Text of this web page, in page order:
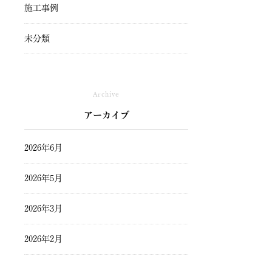
施工事例
未分類
Archive
アーカイブ
2026年6月
2026年5月
2026年3月
2026年2月